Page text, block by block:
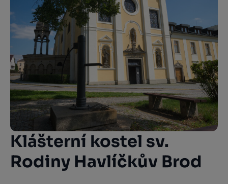
Klášterní kostel sv.
Rodiny Havlíčkův Brod